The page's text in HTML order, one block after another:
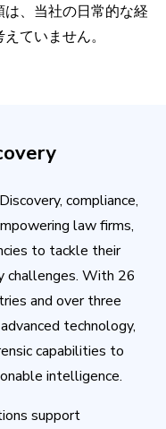
、当社の日常的な経
ていません。
compliance,
law firms,
to tackle their
challenges. With 26
and over three
technology,
capabilities to
intelligence.
support